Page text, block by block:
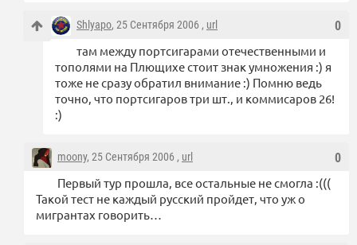
0
Shlyapo, 25 Сентября 2006 , url
там между портсигарами отечественными и
тополями на Плющихе стоит знак умножения :) я
тоже не сразу обратил внимание :) Помню ведь
точно, что портсигаров три шт., и коммисаров 26!
:)
0
moony, 25 Сентября 2006 , url
Первый тур прошла, все остальные не смогла :(((
Такой тест не каждый русский пройдет, что уж о
мигрантах говорить…